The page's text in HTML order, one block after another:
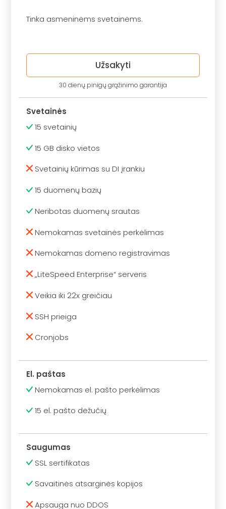
Tinka asmeninėms svetainėms.
Užsakyti
30 dienų pinigų grąžinimo garantija
Svetainės
15 svetainių
15 GB disko vietos
Svetainių kūrimas su DI įrankiu
15 duomenų bazių
Neribotas duomenų srautas
Nemokamas svetainės perkėlimas
Nemokamas domeno registravimas
„LiteSpeed Enterprise“ serveris
Veikia iki 22x greičiau
SSH prieiga
Cronjobs
El. paštas
Nemokamas el. pašto perkėlimas
15 el. pašto dėžučių
Saugumas
SSL sertifikatas
Savaitinės atsarginės kopijos
Apsauga nuo DDOS